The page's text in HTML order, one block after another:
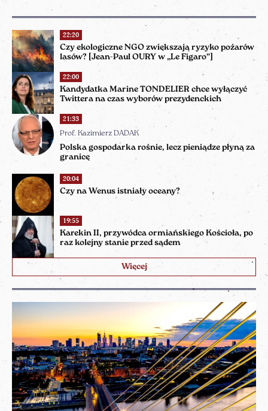
22:20
Czy ekologiczne NGO zwiększają ryzyko pożarów
lasów? [Jean-Paul OURY w „Le Figaro”]
22:00
Kandydatka Marine TONDELIER chce wyłączyć
Twittera na czas wyborów prezydenckich
21:33
Prof. Kazimierz DADAK
Polska gospodarka rośnie, lecz pieniądze płyną za
granicę
20:04
Czy na Wenus istniały oceany?
19:55
Karekin II, przywódca ormiańskiego Kościoła, po
raz kolejny stanie przed sądem
Więcej